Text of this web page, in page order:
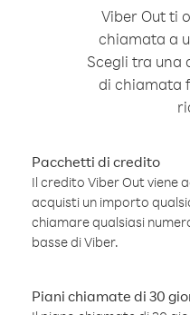
Viber Out ti
chiamata a
Scegli tra una
di chiamata
Pacchetti di credito
Il credito Viber Out viene
acquisti un importo
chiamare qualsiasi
basse di Viber.
Piani chiamate di 30